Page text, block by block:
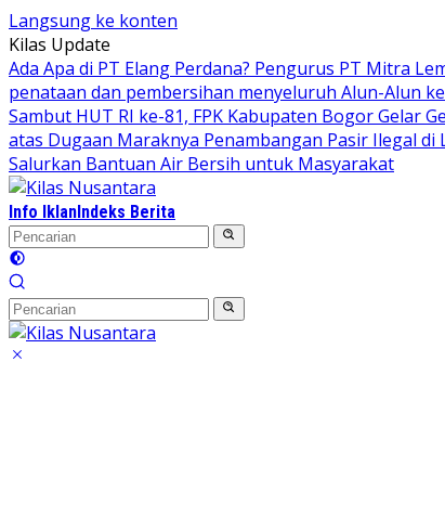
Langsung ke konten
Kilas Update
Ada Apa di PT Elang Perdana? Pengurus PT Mitra
penataan dan pembersihan menyeluruh Alun-Alun
Sambut HUT RI ke-81, FPK Kabupaten Bogor Gelar
atas Dugaan Maraknya Penambangan Pasir Ilegal di
Salurkan Bantuan Air Bersih untuk Masyarakat
Info IklanIndeks Berita